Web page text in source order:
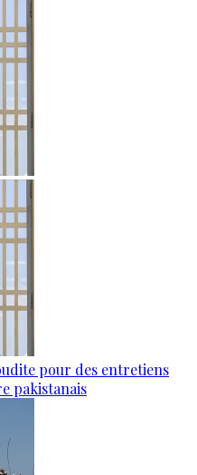
pour des entretiens
pakistanais